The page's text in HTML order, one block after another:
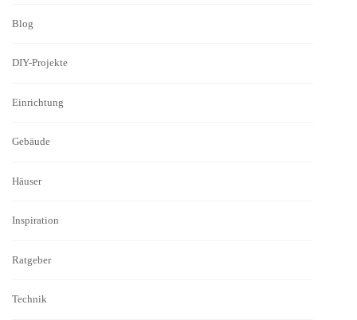
Blog
DIY-Projekte
Einrichtung
Gebäude
Häuser
Inspiration
Ratgeber
Technik